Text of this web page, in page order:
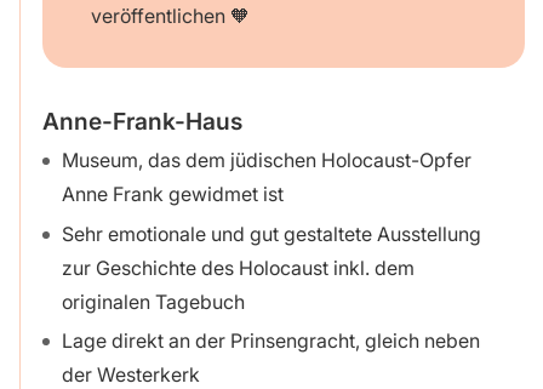
veröffentlichen 🧡
Anne-Frank-Haus
Museum, das dem jüdischen Holocaust-Opfer
Anne Frank gewidmet ist
Sehr emotionale und gut gestaltete Ausstellung
zur Geschichte des Holocaust inkl. dem
originalen Tagebuch
Lage direkt an der Prinsengracht, gleich neben
der Westerkerk